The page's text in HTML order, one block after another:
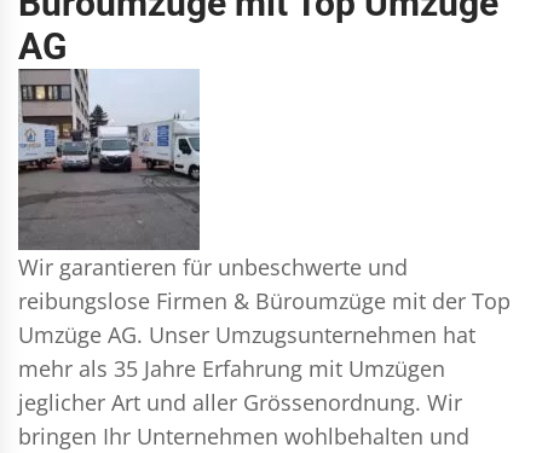
AG
Wir garantieren für unbeschwerte und
reibungslose Firmen & Büroumzüge mit der Top
Umzüge AG. Unser Umzugsunternehmen hat
mehr als 35 Jahre Erfahrung mit Umzügen
jeglicher Art und aller Grössenordnung. Wir
bringen Ihr Unternehmen wohlbehalten und